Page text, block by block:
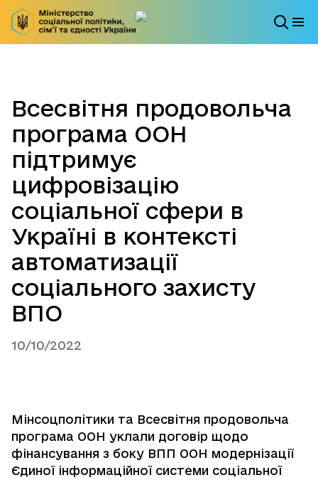
Всесвітня продовольча
програма ООН
підтримує
цифровізацію
соціальної сфери в
Україні в контексті
автоматизації
соціального захисту
ВПО
10/10/2022
Мінсоцполітики та Всесвітня продовольча
програма ООН уклали договір щодо
фінансування з боку ВПП ООН модернізації
Єдиної інформаційної системи соціальної